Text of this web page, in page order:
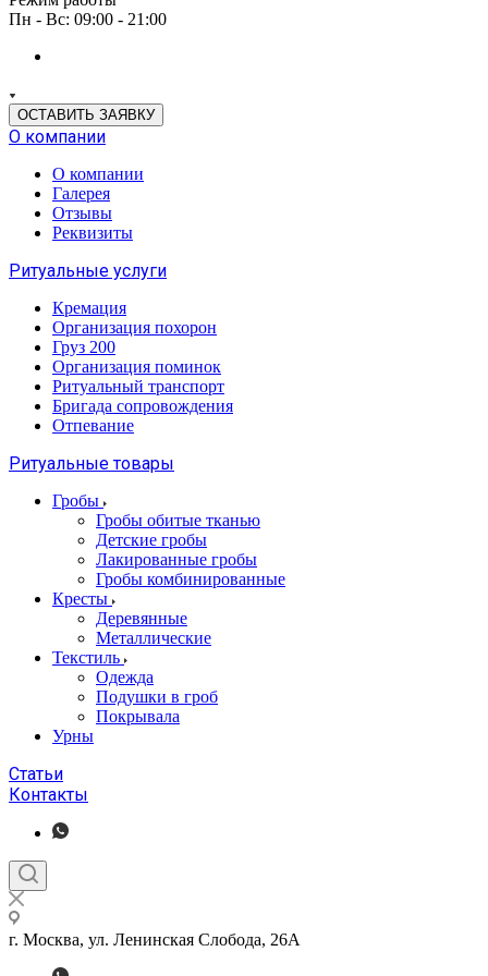
Пн - Вс: 09:00 - 21:00
ОСТАВИТЬ ЗАЯВКУ
О компании
О компании
Галерея
Отзывы
Реквизиты
Ритуальные услуги
Кремация
Организация похорон
Груз 200
Организация поминок
Ритуальный транспорт
Бригада сопровождения
Отпевание
Ритуальные товары
Гробы
Гробы обитые тканью
Детские гробы
Лакированные гробы
Гробы комбинированные
Кресты
Деревянные
Металлические
Текстиль
Одежда
Подушки в гроб
Покрывала
Урны
Статьи
Контакты
г. Москва, ул. Ленинская Слобода, 26А